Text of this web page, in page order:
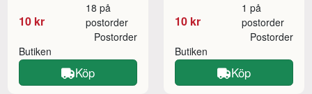
10 kr
18 på
postorder
Butiken
Postorder
Köp
10 kr
1 på
postorder
Butiken
Postorder
Köp